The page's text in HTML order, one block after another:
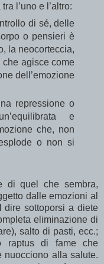
l’uno e l’altro:
di sé, delle
o pensieri è
la neocorteccia,
che agisce come
dell’emozione
repressione o
e
che, non
o non si
di quel che sembra,
dalle emozioni al
dire sottoporsi a diete
eliminazione di
salto di pasti, ecc.;
raptus di fame che
nuocciono alla salute.